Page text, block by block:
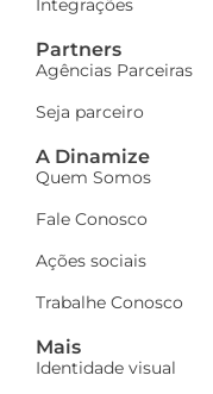
Integrações
Partners
Agências Parceiras
Seja parceiro
A Dinamize
Quem Somos
Fale Conosco
Ações sociais
Trabalhe Conosco
Mais
Identidade visual